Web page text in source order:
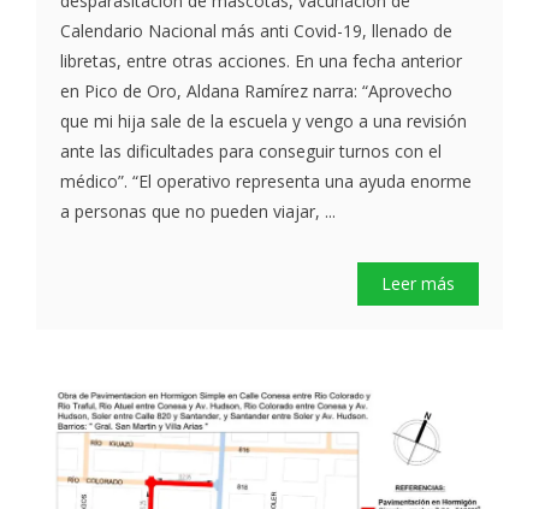
Calendario Nacional más anti Covid-19, llenado de
libretas, entre otras acciones. En una fecha anterior
en Pico de Oro, Aldana Ramírez narra: “Aprovecho
que mi hija sale de la escuela y vengo a una revisión
ante las dificultades para conseguir turnos con el
médico”. “El operativo representa una ayuda enorme
a personas que no pueden viajar, ...
Leer más